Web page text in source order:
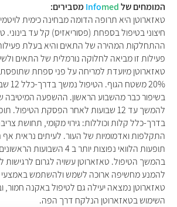
המומחים של Infomed
מסבירים:
חיצוני בטיפול בספחת (פסוריאזיס) קל עד
ההתחלקות המהירה של התאים והיא בעלת
פעילות זו מביאה לחלוקה נורמלית של התאים
20%
בשיפור כבר מהשבוע הראשון. ההשפעה המיטיבה
להמשך עד 12 שבועות לאחר הפסקת הטיפול.
בדרך-כלל קלות וכוללות: גירוי מקומי, תחושת
התקלפות ואדמומיות של העור. לעיתים נראית
תופעות הלוואי נפוצות יותר ב 4
בהמשך הטיפול. טאזארוטן עשויה לגרום לרגישות
להמנע מחשיפה ארוכה לשמש ולהשתמש
טאזארוטן נמצאה יעילה גם לטיפול באקנה חמור,
השימוש בטאזארוטן הנלקח דרך הפה.